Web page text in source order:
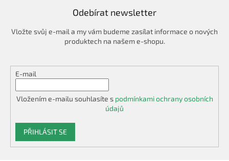
Odebírat newsletter
Vložte svůj e-mail a my vám budeme zasílat informace o nových
produktech na našem e-shopu.
E-mail
Vložením e-mailu souhlasíte s podmínkami ochrany osobních
údajů
PŘIHLÁSIT SE